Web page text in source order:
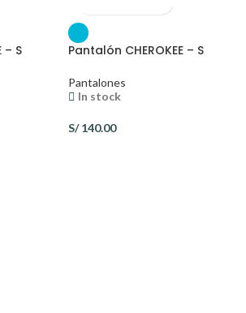
– S Pantalón CHEROKEE – S
Pantalones
In stock
S/140.00